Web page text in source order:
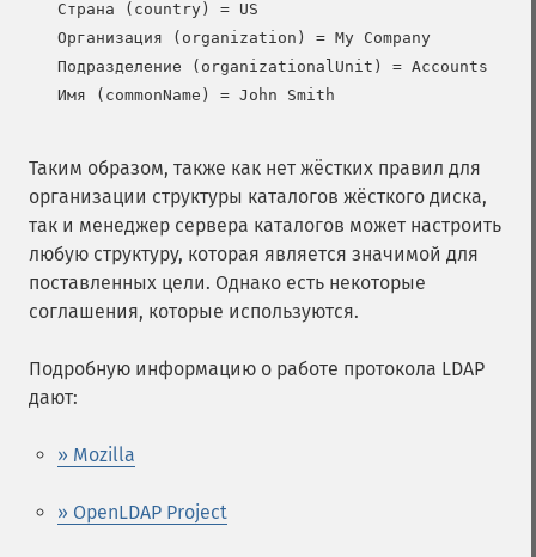
Таким образом, также как нет жёстких правил для
организации структуры каталогов жёсткого диска,
так и менеджер сервера каталогов может настроить
любую структуру, которая является значимой для
поставленных цели. Однако есть некоторые
соглашения, которые используются.
Подробную информацию о работе протокола LDAP
дают:
» Mozilla
» OpenLDAP Project